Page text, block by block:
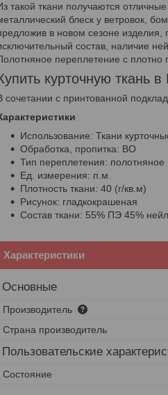
такой ткани получаются
блеск у ветровок,
в новом сезоне
состав, наличие
переплетение с
курточную ткань
сочетании с принтованной
Использование: Ткани
Обработка, пропитка: ВО
Тип переплетения: полотняное
Ед. измерения: п.м.
Плотность ткани: 40 (г/кв.м)
Рисунок: гладкокрашеная
Состав ткани: 55% ПЭ 45%
Характеристики
Основные
Производитель
Страна производитель
Пользовательские
Состояние